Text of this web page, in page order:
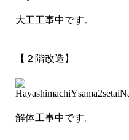
大工工事中です。
【２階改造】
解体工事中です。